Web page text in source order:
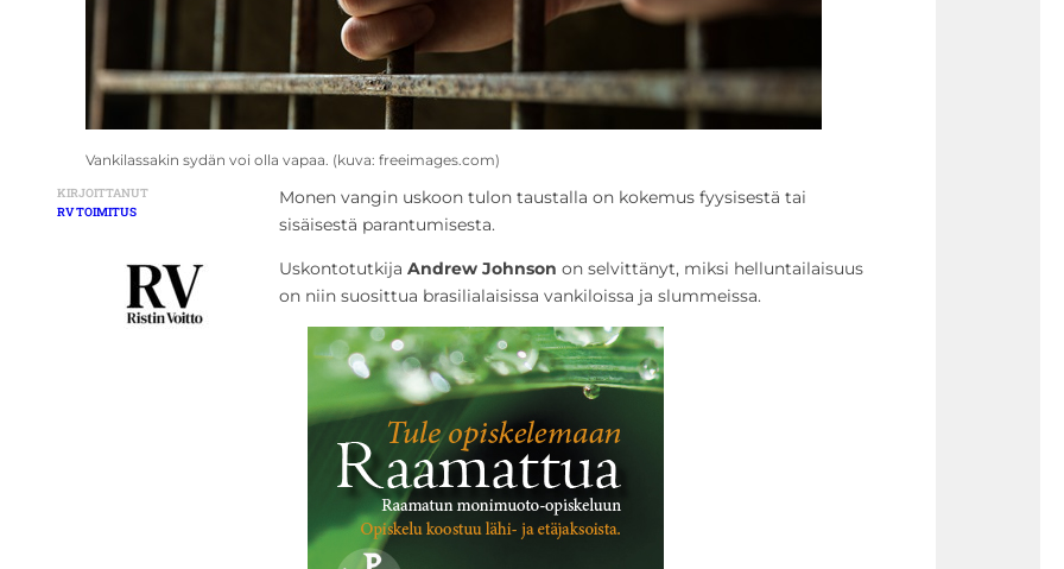
Vankilassakin sydän voi olla vapaa. (kuva: freeimages.com)
KIRJOITTANUT
RV TOIMITUS
Monen vangin uskoon tulon taustalla on kokemus fyysisestä tai
sisäisestä parantumisesta.
Uskontotutkija Andrew Johnson on selvittänyt, miksi helluntailaisuus
on niin suosittua brasilialaisissa vankiloissa ja slummeissa.